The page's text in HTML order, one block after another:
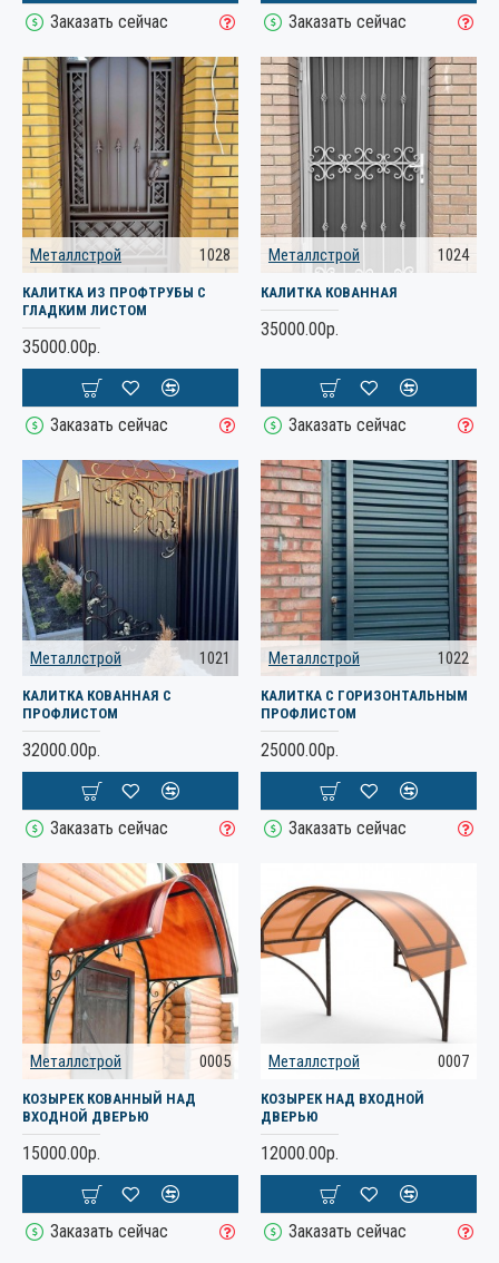
Заказать сейчас Заказать сейчас
Металлстрой 1028
КАЛИТКА ИЗ ПРОФТРУБЫ С
ГЛАДКИМ ЛИСТОМ
35000.00р.
Заказать сейчас
Металлстрой 1024
КАЛИТКА КОВАННАЯ
35000.00р.
Заказать сейчас
Металлстрой 1021
КАЛИТКА КОВАННАЯ С
ПРОФЛИСТОМ
32000.00р.
Заказать сейчас
Металлстрой 1022
КАЛИТКА С ГОРИЗОНТАЛЬНЫМ
ПРОФЛИСТОМ
25000.00р.
Заказать сейчас
Металлстрой 0005
КОЗЫРЕК КОВАННЫЙ НАД
ВХОДНОЙ ДВЕРЬЮ
15000.00р.
Заказать сейчас
Металлстрой 0007
КОЗЫРЕК НАД ВХОДНОЙ
ДВЕРЬЮ
12000.00р.
Заказать сейчас